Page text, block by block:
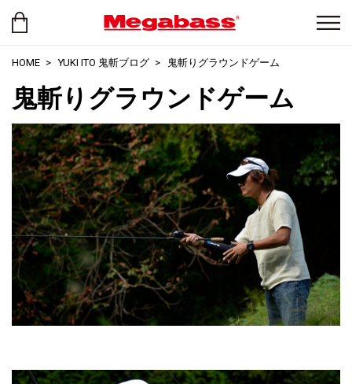
HOME YUKI ITO 鬼斬ブログ 鬼斬りグラウンドゲーム
鬼斬りグラウンドゲーム